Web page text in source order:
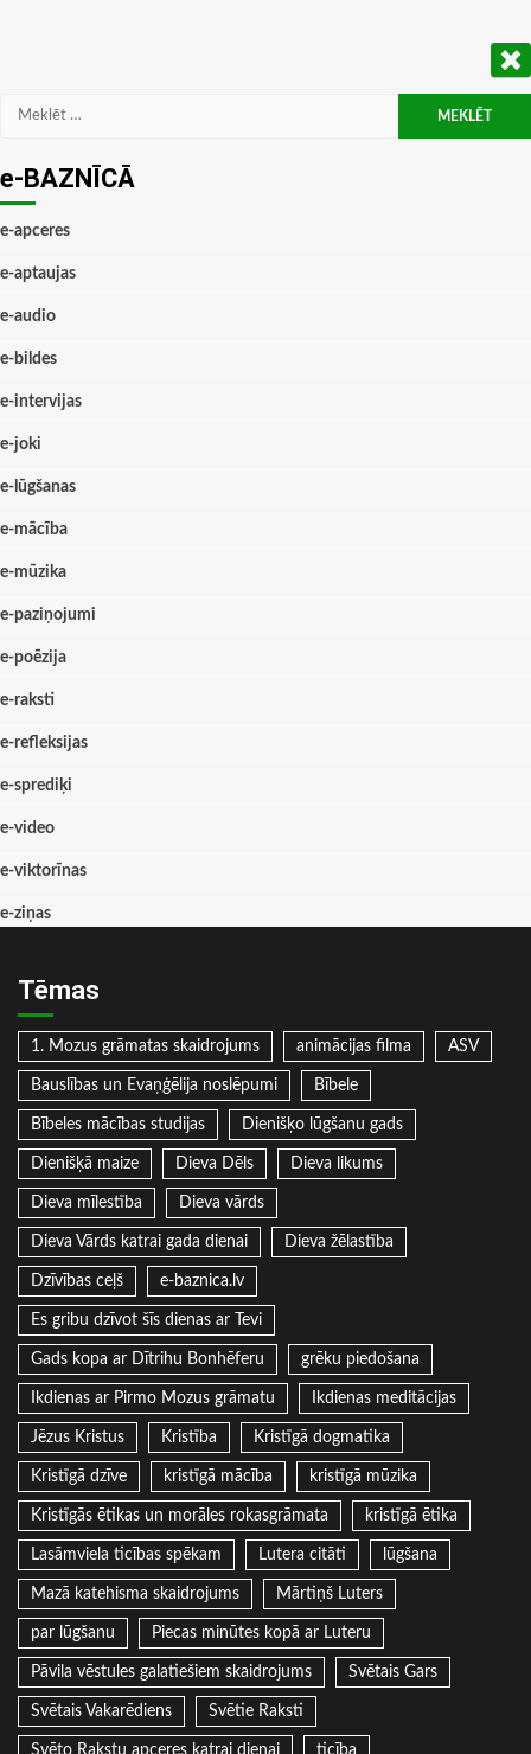
Meklēt:
e-BAZNĪCĀ
e-apceres
e-aptaujas
e-audio
e-bildes
e-intervijas
e-joki
e-lūgšanas
e-mācība
e-mūzika
e-paziņojumi
e-poēzija
e-raksti
e-refleksijas
e-sprediķi
e-video
e-viktorīnas
e-ziņas
Tēmas
1. Mozus grāmatas skaidrojums animācijas filma ASV
Bauslības un Evaņģēlija noslēpumi Bībele
Bībeles mācības studijas Dienišķo lūgšanu gads
Dienišķā maize Dieva Dēls Dieva likums
Dieva mīlestība Dieva vārds
Dieva Vārds katrai gada dienai Dieva žēlastība
Dzīvības ceļš e-baznica.lv
Es gribu dzīvot šīs dienas ar Tevi
Gads kopa ar Dītrihu Bonhēferu grēku piedošana
Ikdienas ar Pirmo Mozus grāmatu Ikdienas meditācijas
Jēzus Kristus Kristība Kristīgā dogmatika
Kristīgā dzīve kristīgā mācība kristīgā mūzika
Kristīgās ētikas un morāles rokasgrāmata kristīgā ētika
Lasāmviela ticības spēkam Lutera citāti lūgšana
Mazā katehisma skaidrojums Mārtiņš Luters
par lūgšanu Piecas minūtes kopā ar Luteru
Pāvila vēstules galatiešiem skaidrojums Svētais Gars
Svētais Vakarēdiens Svētie Raksti
Svēto Rakstu apceres katrai dienai ticība